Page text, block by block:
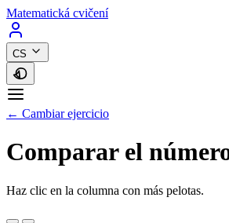
Matematická cvičení
CS
← Cambiar ejercicio
Comparar el
Haz clic en la columna con más pelotas.